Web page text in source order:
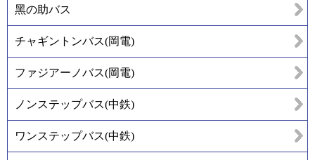
黑の助バス
チャギントンバス(岡電)
ファジアーノバス(岡電)
ノンステップバス(中鉄)
ワンステップバス(中鉄)